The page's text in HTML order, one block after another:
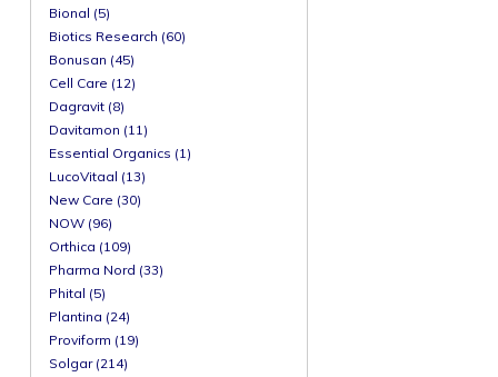
Bional (5)
Biotics Research (60)
Bonusan (45)
Cell Care (12)
Dagravit (8)
Davitamon (11)
Essential Organics (1)
LucoVitaal (13)
New Care (30)
NOW (96)
Orthica (109)
Pharma Nord (33)
Phital (5)
Plantina (24)
Proviform (19)
Solgar (214)